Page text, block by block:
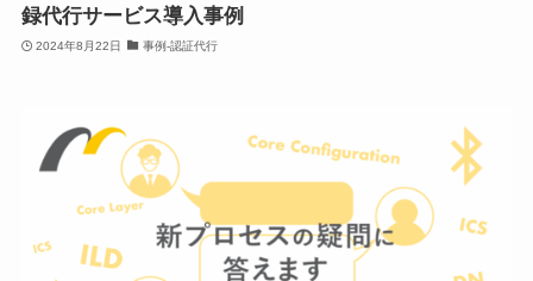
録代行サービス導入事例
2024年8月22日 事例-認証代行